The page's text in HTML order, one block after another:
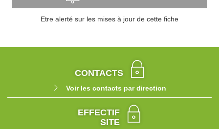
Etre alerté sur les mises à jour de cette fiche
CONTACTS
Voir les contacts par direction
EFFECTIF
SITE